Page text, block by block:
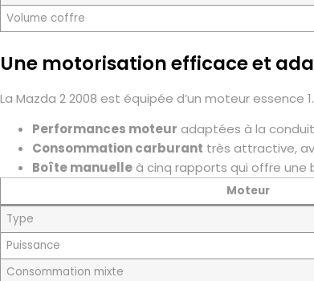
Volume coffre
Une motorisation efficace et
La Mazda 2 2008 est équipée d’un moteur essence
Performances moteur adaptées à la
Consommation carburant très attractive,
Boîte manuelleà cinq rapports qui offre une
Moteur
Type
Puissance
Consommation mixte